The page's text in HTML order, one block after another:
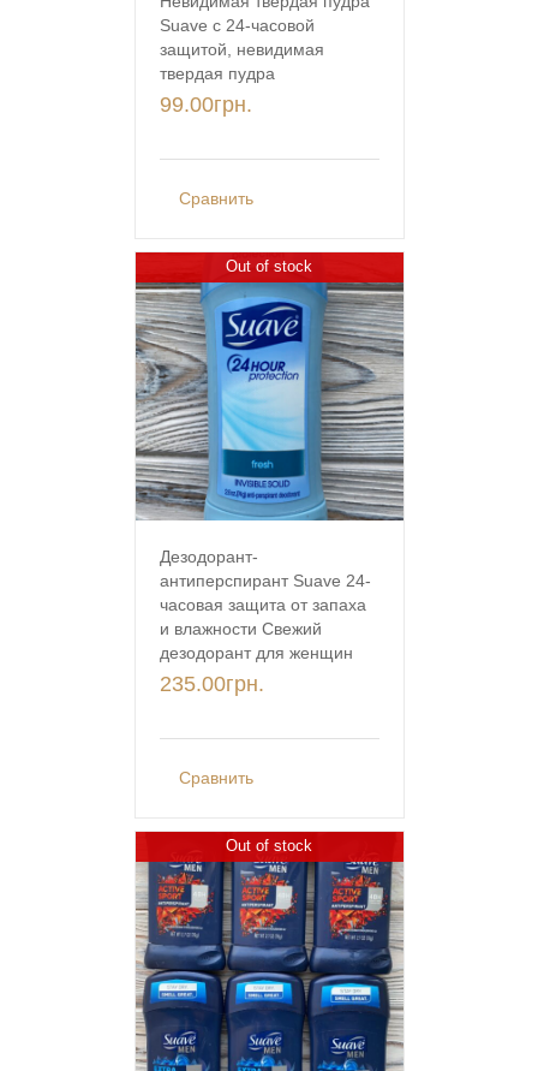
Suave с 24-часовой
защитой, невидимая
твердая пудра
99.00грн.
Сравнить
Out of stock
Дезодорант-
антиперспирант Suave 24-
часовая защита от запаха
и влажности Свежий
дезодорант для женщин
235.00грн.
Сравнить
Out of stock